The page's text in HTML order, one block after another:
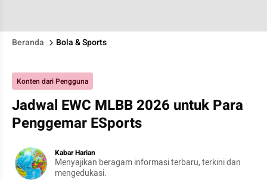
Beranda Bola & Sports
Konten dari Pengguna
Jadwal EWC MLBB 2026 untuk Para
Penggemar ESports
Kabar Harian
Menyajikan beragam informasi terbaru, terkini dan
mengedukasi.